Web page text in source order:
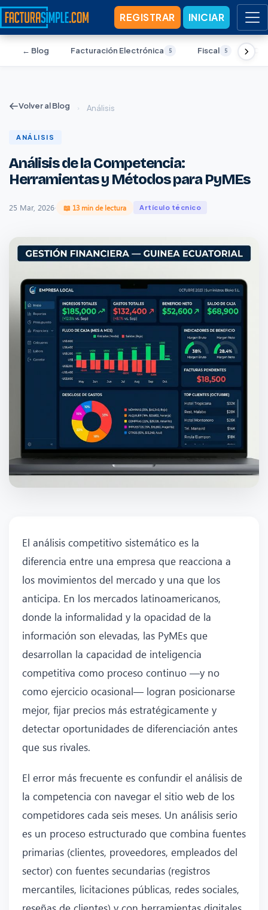
REGISTRAR INICIAR
← Blog Facturación Electrónica 5 Fiscal 5
Volver al Blog › Análisis
ANÁLISIS
Análisis de la Competencia:
Herramientas y Métodos para PyMEs
25 Mar, 2026· 📖 13 min de lectura Artículo técnico
El análisis competitivo sistemático es la
diferencia entre una empresa que reacciona a
los movimientos del mercado y una que los
anticipa. En los mercados latinoamericanos,
donde la informalidad y la opacidad de la
información son elevadas, las PyMEs que
desarrollan la capacidad de inteligencia
competitiva como proceso continuo —y no
como ejercicio ocasional— logran posicionarse
mejor, fijar precios más estratégicamente y
detectar oportunidades de diferenciación antes
que sus rivales.
El error más frecuente es confundir el análisis de
la competencia con navegar el sitio web de los
competidores cada seis meses. Un análisis serio
es un proceso estructurado que combina fuentes
primarias (clientes, proveedores, empleados del
sector) con fuentes secundarias (registros
mercantiles, licitaciones públicas, redes sociales,
reseñas de clientes) y con herramientas digitales